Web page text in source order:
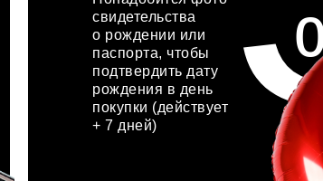
свидетельства
о рождении или
паспорта, чтобы
подтвердить дату
рождения в день
покупки (действует
+ 7 дней)